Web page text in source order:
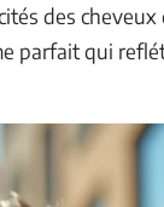
des
parfait qui